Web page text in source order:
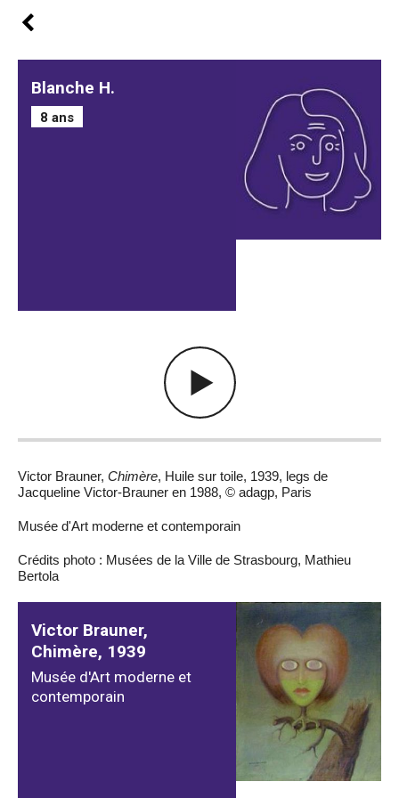
Blanche H.
8 ans
Victor Brauner, Chimère, Huile sur toile, 1939, legs de
Jacqueline Victor-Brauner en 1988, © adagp, Paris
Musée d'Art moderne et contemporain
Crédits photo : Musées de la Ville de Strasbourg, Mathieu
Bertola
Victor Brauner,
Chimère, 1939
Musée d'Art moderne et
contemporain